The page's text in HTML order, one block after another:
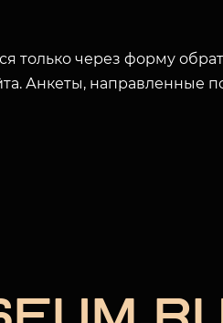
через форму
Анкеты, направленные